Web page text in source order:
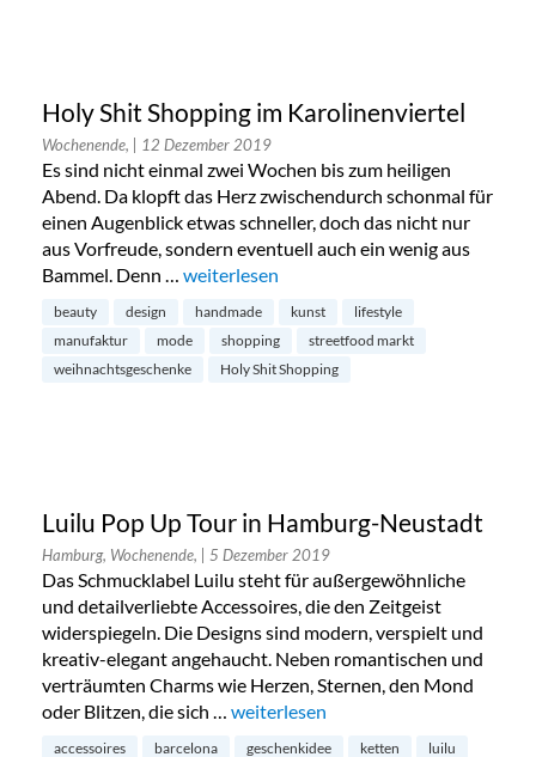
Holy Shit Shopping im Karolinenviertel
Wochenende, | 12 Dezember 2019
Es sind nicht einmal zwei Wochen bis zum heiligen
Abend. Da klopft das Herz zwischendurch schonmal für
einen Augenblick etwas schneller, doch das nicht nur
aus Vorfreude, sondern eventuell auch ein wenig aus
Bammel. Denn … „Holy Shit Shopping im Karolinenviertel“
weiterlesen
beauty design handmade kunst
lifestyle
manufaktur
mode shopping
streetfood markt
weihnachtsgeschenke
Holy Shit Shopping
Luilu Pop Up Tour in Hamburg-Neustadt
Hamburg, Wochenende, | 5 Dezember 2019
Das Schmucklabel Luilu steht für außergewöhnliche
und detailverliebte Accessoires, die den Zeitgeist
widerspiegeln. Die Designs sind modern, verspielt und
kreativ-elegant angehaucht. Neben romantischen und
verträumten Charms wie Herzen, Sternen, den Mond
oder Blitzen, die sich … „Luilu Pop Up Tour in Hamburg-
weiterlesen
accessoires barcelona geschenkidee ketten
luilu